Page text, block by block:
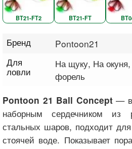
BT21-FT2 BT21-FT
Бренд
Pontoon21
Для
ловли
На щуку, На
форель
Pontoon 21 Ball Concept—
наборным сердечником из
стальных шаров, подходит
стоячей воде. Показывает